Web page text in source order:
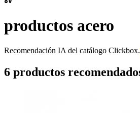
productos acero
Recomendación IA del catálogo Clickbox.
6 productos recomendado